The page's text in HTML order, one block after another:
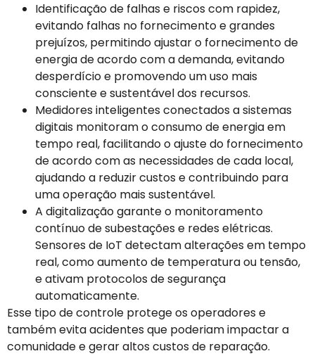
Identificação de falhas e riscos com rapidez,
evitando falhas no fornecimento e grandes
prejuízos, permitindo ajustar o fornecimento de
energia de acordo com a demanda, evitando
desperdício e promovendo um uso mais
consciente e sustentável dos recursos.
Medidores inteligentes conectados a sistemas
digitais monitoram o consumo de energia em
tempo real, facilitando o ajuste do fornecimento
de acordo com as necessidades de cada local,
ajudando a reduzir custos e contribuindo para
uma operação mais sustentável.
A digitalização garante o monitoramento
contínuo de subestações e redes elétricas.
Sensores de IoT detectam alterações em tempo
real, como aumento de temperatura ou tensão,
e ativam protocolos de segurança
automaticamente.
Esse tipo de controle protege os operadores e
também evita acidentes que poderiam impactar a
comunidade e gerar altos custos de reparação.